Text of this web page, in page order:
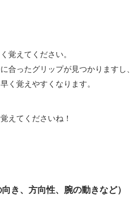
覚えてください。
合ったグリップが見つかりますし、
く覚えやすくなります。
えてくださいね！
き、方向性、腕の動きなど）